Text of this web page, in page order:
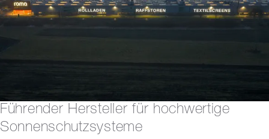
Führender Hersteller für hochwertige
Sonnenschutzsysteme